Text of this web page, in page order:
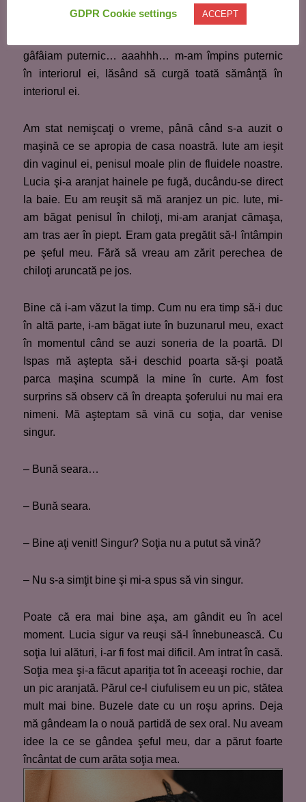
noastre se auzea destul tare. Uitasem şi cât era ora.
Din clipă în clipă urma să ne sosească musafirii, iar
gâfâiam puternic… aaahhh… m-am împins puternic
în interiorul ei, lăsând să curgă toată sămânţă în
interiorul ei.
Am stat nemişcaţi o vreme, până când s-a auzit o
maşină ce se apropia de casa noastră. Iute am ieşit
din vaginul ei, penisul moale plin de fluidele noastre.
Lucia şi-a aranjat hainele pe fugă, ducându-se direct
la baie. Eu am reuşit să mă aranjez un pic. Iute, mi-
am băgat penisul în chiloţi, mi-am aranjat cămaşa,
am tras aer în piept. Eram gata pregătit să-l întâmpin
pe şeful meu. Fără să vreau am zărit perechea de
chiloţi aruncată pe jos.
Bine că i-am văzut la timp. Cum nu era timp să-i duc
în altă parte, i-am băgat iute în buzunarul meu, exact
în momentul când se auzi soneria de la poartă. Dl
Ispas mă aştepta să-i deschid poarta să-şi poată
parca maşina scumpă la mine în curte. Am fost
surprins să observ că în dreapta şoferului nu mai era
nimeni. Mă aşteptam să vină cu soţia, dar venise
singur.
– Bună seara…
– Bună seara.
– Bine aţi venit! Singur? Soţia nu a putut să vină?
– Nu s-a simţit bine şi mi-a spus să vin singur.
Poate că era mai bine aşa, am gândit eu în acel
moment. Lucia sigur va reuşi să-l înnebunească. Cu
soţia lui alături, i-ar fi fost mai dificil. Am intrat în casă.
Soţia mea şi-a făcut apariţia tot în aceeaşi rochie, dar
un pic aranjată. Părul ce-l ciufulisem eu un pic, stătea
mult mai bine. Buzele date cu un roşu aprins. Deja
mă gândeam la o nouă partidă de sex oral. Nu aveam
idee la ce se gândea şeful meu, dar a părut foarte
încântat de cum arăta soţia mea.
GDPR Cookie settings ACCEPT